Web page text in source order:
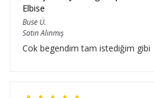
Elbise
Buse Ü.
Satın Alınmış
Cok begendim tam istediğim gibi